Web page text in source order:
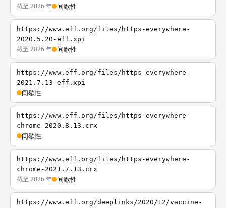
截至 2026 年 间歇性
https://www.eff.org/files/https-everywhere-
2020.5.20-eff.xpi
截至 2026 年 间歇性
https://www.eff.org/files/https-everywhere-
2021.7.13-eff.xpi
间歇性
https://www.eff.org/files/https-everywhere-
chrome-2020.8.13.crx
间歇性
https://www.eff.org/files/https-everywhere-
chrome-2021.7.13.crx
截至 2026 年 间歇性
https://www.eff.org/deeplinks/2020/12/vaccine-